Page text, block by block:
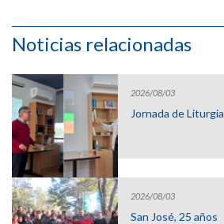
Noticias relacionadas
2026/08/03
Jornada de Liturgia
2026/08/03
San José, 25 años